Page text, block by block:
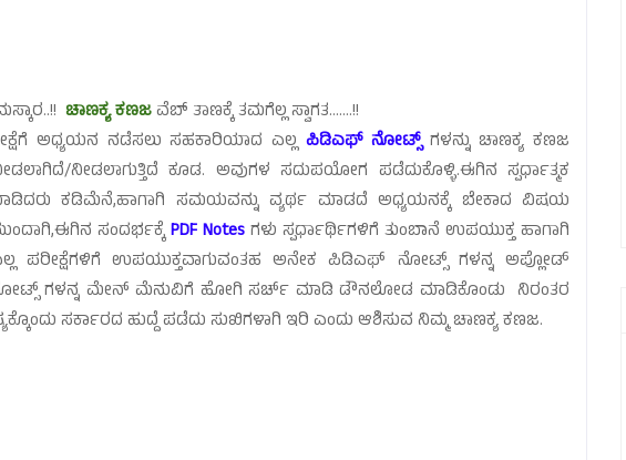
ಚಾಣಕ್ಯ ಕಣಜವೆಬ್ ತಾಣಕ್ಕೆ ತಮಗೆಲ್ಲ ಸ್ವಾಗತ.......!!
ಅಧ್ಯಯನ ನಡೆಸಲು ಸಹಕಾರಿಯಾದ ಎಲ್ಲ ಪಿಡಿಎಫ್ ನೋಟ್ಸ್ ಗಳನ್ನು ಚಾಣಕ್ಯ ಕಣಜ
ನೀಡಲಾಗುತ್ತಿದೆ ಕೂಡ. ಅವುಗಳ ಸದುಪಯೋಗ ಪಡೆದುಕೊಳ್ಳಿ.ಈಗಿನ ಸ್ಪರ್ಧಾತ್ಮಕ
ಕಡಿಮೆನೆ,ಹಾಗಾಗಿ ಸಮಯವನ್ನು ವ್ಯರ್ಥ ಮಾಡದೆ ಅಧ್ಯಯನಕ್ಕೆ ಬೇಕಾದ ವಿಷಯ
ಸಂದರ್ಭಕ್ಕೆPDF Notes ಗಳು ಸ್ಪರ್ಧಾರ್ಥಿಗಳಿಗೆ ತುಂಬಾನೆ ಉಪಯುಕ್ತ ಹಾಗಾಗಿ
ಪರೀಕ್ಷೆಗಳಿಗೆ ಉಪಯುಕ್ತವಾಗುವಂತಹ ಅನೇಕ ಪಿಡಿಎಫ್ ನೋಟ್ಸ್ ಗಳನ್ನ ಅಪ್ಲೋಡ್
ಗಳನ್ನ ಮೇನ್ ಮೆನುವಿಗೆ ಹೋಗಿ ಸರ್ಚ್ ಮಾಡಿ ಡೌನಲೋಡ ಮಾಡಿಕೊಂಡು ನಿರಂತರ
ಸರ್ಕಾರದ ಹುದ್ದೆ ಪಡೆದು ಸುಖಿಗಳಾಗಿ ಇರಿ ಎಂದು ಆಶಿಸುವ ನಿಮ್ಮ ಚಾಣಕ್ಯ ಕಣಜ.